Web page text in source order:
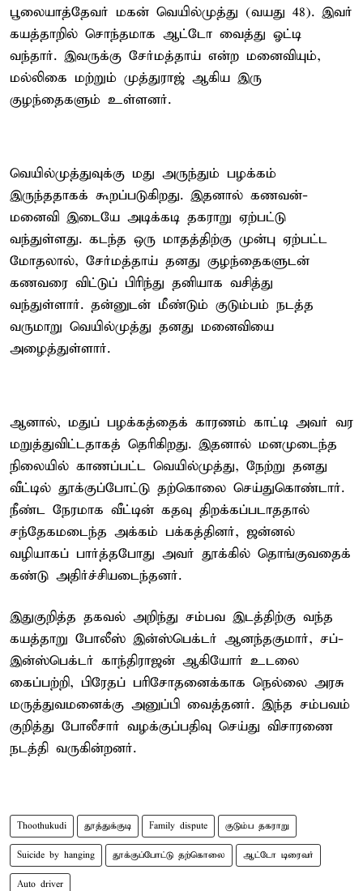
பூலையாத்தேவர் மகன் வெயில்முத்து (வயது 48). இவர்
கயத்தாறில் சொந்தமாக ஆட்டோ வைத்து ஓட்டி
வந்தார். இவருக்கு சேர்மத்தாய் என்ற மனைவியும்,
மல்லிகை மற்றும் முத்துராஜ் ஆகிய இரு
குழந்தைகளும் உள்ளனர்.
வெயில்முத்துவுக்கு மது அருந்தும் பழக்கம்
இருந்ததாகக் கூறப்படுகிறது. இதனால் கணவன்-
மனைவி இடையே அடிக்கடி தகராறு ஏற்பட்டு
வந்துள்ளது. கடந்த ஒரு மாதத்திற்கு முன்பு ஏற்பட்ட
மோதலால், சேர்மத்தாய் தனது குழந்தைகளுடன்
கணவரை விட்டுப் பிரிந்து தனியாக வசித்து
வந்துள்ளார். தன்னுடன் மீண்டும் குடும்பம் நடத்த
வருமாறு வெயில்முத்து தனது மனைவியை
அழைத்துள்ளார்.
ஆனால், மதுப் பழக்கத்தைக் காரணம் காட்டி அவர் வர
மறுத்துவிட்டதாகத் தெரிகிறது. இதனால் மனமுடைந்த
நிலையில் காணப்பட்ட வெயில்முத்து, நேற்று தனது
வீட்டில் தூக்குப்போட்டு தற்கொலை செய்துகொண்டார்.
நீண்ட நேரமாக வீட்டின் கதவு திறக்கப்படாததால்
சந்தேகமடைந்த அக்கம் பக்கத்தினர், ஜன்னல்
வழியாகப் பார்த்தபோது அவர் தூக்கில் தொங்குவதைக்
கண்டு அதிர்ச்சியடைந்தனர்.
இதுகுறித்த தகவல் அறிந்து சம்பவ இடத்திற்கு வந்த
கயத்தாறு போலீஸ் இன்ஸ்பெக்டர் ஆனந்தகுமார், சப்-
இன்ஸ்பெக்டர் காந்திராஜன் ஆகியோர் உடலை
கைப்பற்றி, பிரேதப் பரிசோதனைக்காக நெல்லை அரசு
மருத்துவமனைக்கு அனுப்பி வைத்தனர். இந்த சம்பவம்
குறித்து போலீசார் வழக்குப்பதிவு செய்து விசாரணை
நடத்தி வருகின்றனர்.
Thoothukudi தூத்துக்குடி Family dispute குடும்ப தகராறு
Suicide by hanging தூக்குப்போட்டு தற்கொலை ஆட்டோ டிரைவர்
Auto driver